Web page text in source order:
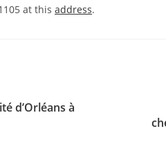
at this address.
d’Orléans à